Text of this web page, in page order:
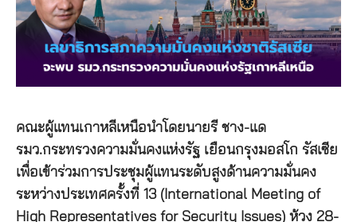
คณะผู้แทนเกาหลีเหนือนำโดยนายรี ชาง-แด
รมว.กระทรวงความมั่นคงแห่งรัฐ เยือนกรุงมอสโก รัสเซีย
เพื่อเข้าร่วมการประชุมผู้แทนระดับสูงด้านความมั่นคง
ระหว่างประเทศครั้งที่ 13 (International Meeting of
High Representatives for Security Issues) ห้วง 28-